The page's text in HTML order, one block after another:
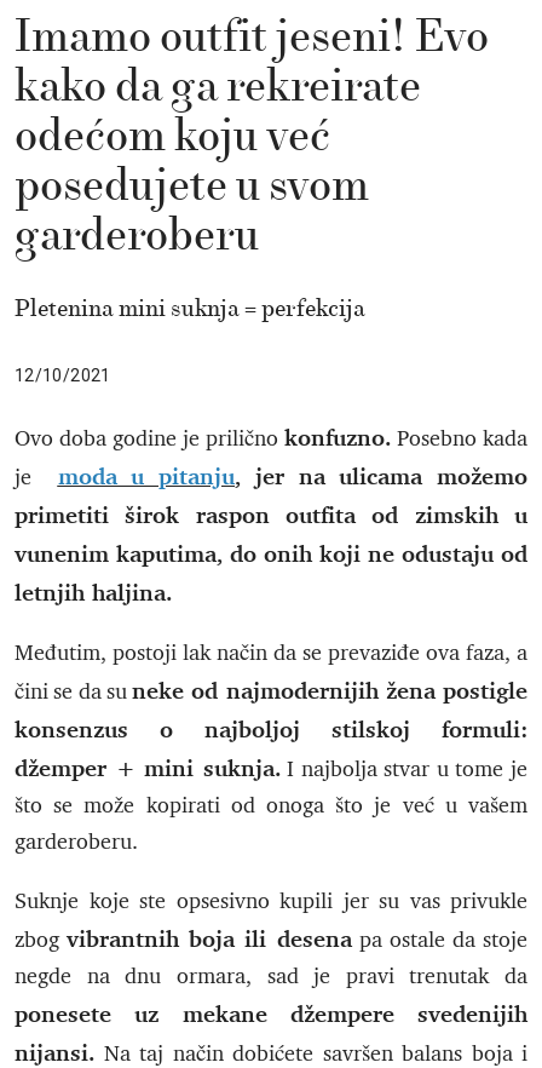
Imamo outfit jeseni! Evo
kako da ga rekreirate
odećom koju već
posedujete u svom
garderoberu
Pletenina mini suknja = perfekcija
12/10/2021
Ovo doba godine je prilično konfuzno. Posebno kada
je
moda u pitanju, jer na ulicama možemo
primetiti širok raspon outfita od zimskih u
vunenim kaputima, do onih koji ne odustaju od
letnjih haljina.
Međutim, postoji lak način da se prevaziđe ova faza, a
čini se da suneke od najmodernijih žena postigle
konsenzus o najboljoj stilskoj formuli:
džemper + mini suknja.I najbolja stvar u tome je
što se može kopirati od onoga što je već u vašem
garderoberu.
Suknje koje ste opsesivno kupili jer su vas privukle
zbogvibrantnih boja ili desenapa ostale da stoje
negde na dnu ormara, sad je pravi trenutak da
ponesete uz mekane džempere svedenijih
nijansi. Na taj način dobićete savršen balans boja i